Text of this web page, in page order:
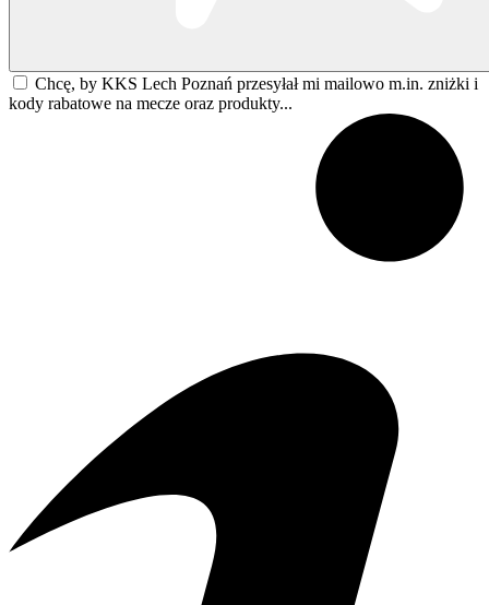
Chcę, by KKS Lech Poznań przesyłał mi mailowo m.in. zniżki i
kody rabatowe na mecze oraz produkty...